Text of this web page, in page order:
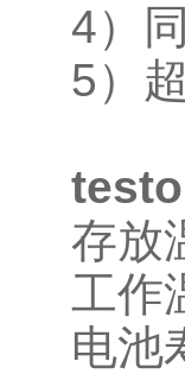
4）
5）
testo
存放
工作
电